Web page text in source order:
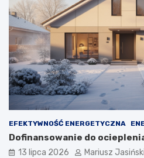
EFEKTYWNOŚĆ ENERGETYCZNA
Dofinansowanie do
13 lipca 2026 Mariusz Jasiński